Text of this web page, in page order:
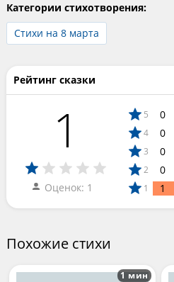
Категории стихотворения:
Стихи на 8 марта
Рейтинг сказки
1
Оценок: 1
5 0
4 0
3 0
2 0
1 1
Похожие стихи
1 мин